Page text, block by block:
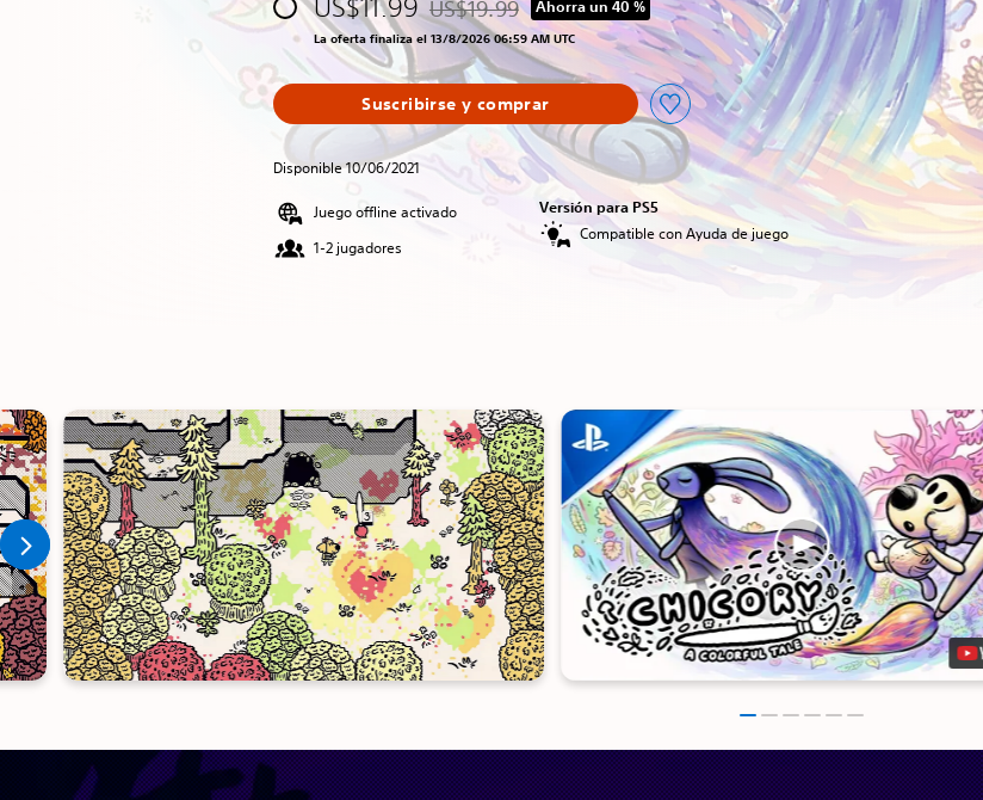
US$11.99 Rebajado del precio original de US$19.99
US$19.99 Ahorra un 40 %
La oferta finaliza el 13/8/2026 06:59 AM UTC
Suscribirse y comprar
Disponible 10/06/2021
Juego offline activado
1-2 jugadores
Versión para PS5
Compatible con Ayuda de juego